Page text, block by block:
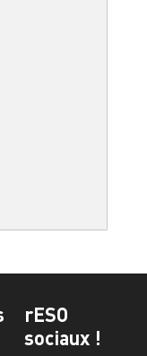
page
rESO
sociaux !